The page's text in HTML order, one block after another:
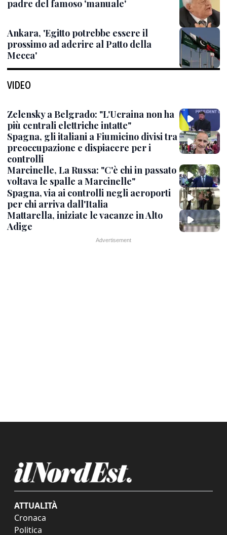
padre del famoso 'manuale'
Ankara, 'Egitto potrebbe essere il
prossimo ad aderire al Patto della
Mecca'
VIDEO
Zelensky a Belgrado: "L'Ucraina non ha
più centrali elettriche intatte"
Spagna, gli italiani a Fiumicino divisi tra
preoccupazione e dispiacere per i
controlli
Marcinelle, La Russa: "C'è chi in passato
voltava le spalle a Marcinelle"
Spagna, via ai controlli negli aeroporti
per chi arriva dall'Italia
Mattarella, iniziate le vacanze in Alto
Adige
ATTUALITÀ
Cronaca
Politica